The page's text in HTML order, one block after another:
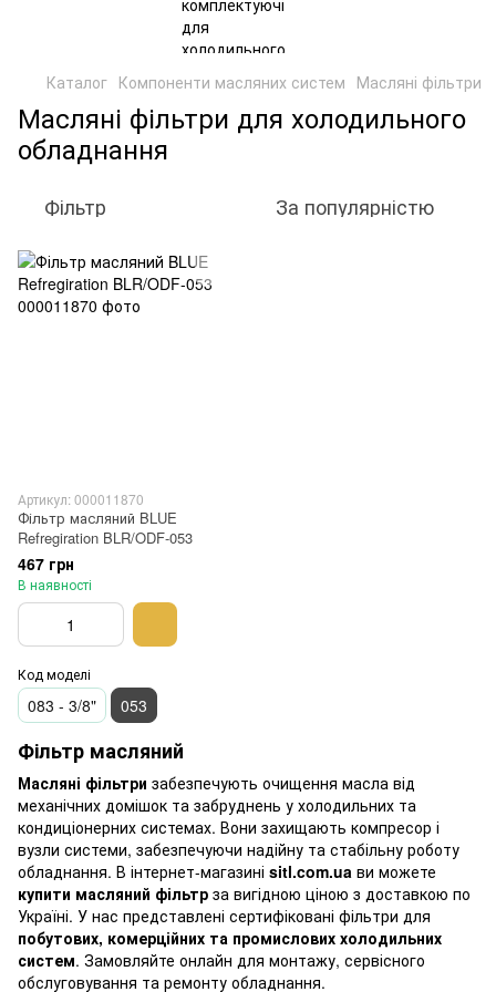
Каталог Компоненти масляних систем Масляні фільтри
Масляні фільтри для холодильного
обладнання
Фільтр За популярністю
Артикул: 000011870
Фільтр масляний BLUE
Refregiration BLR/ODF-053
467 грн
В наявності
Код моделі
083 - 3/8" 053
Фільтр масляний
Масляні фільтри забезпечують очищення масла від
механічних домішок та забруднень у холодильних та
кондиціонерних системах. Вони захищають компресор і
вузли системи, забезпечуючи надійну та стабільну роботу
обладнання. В інтернет-магазині sitl.com.ua ви можете
купити масляний фільтр за вигідною ціною з доставкою по
Україні. У нас представлені сертифіковані фільтри для
побутових, комерційних та промислових холодильних
систем. Замовляйте онлайн для монтажу, сервісного
обслуговування та ремонту обладнання.